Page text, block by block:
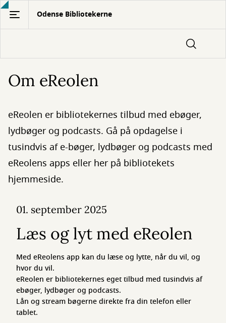
Gå
hovedindhold
Odense Bibliotekerne
Om eReolen
eReolen er bibliotekernes tilbud med ebøger,
lydbøger og podcasts. Gå på opdagelse i
tusindvis af e-bøger, lydbøger og podcasts med
eReolens apps eller her på bibliotekets
hjemmeside.
01. september 2025
Læs og lyt med eReolen
Med eReolens app kan du læse og lytte, når du vil, og
hvor du vil.
eReolen er bibliotekernes eget tilbud med tusindvis af
ebøger, lydbøger og podcasts.
Lån og stream bøgerne direkte fra din telefon eller
tablet.